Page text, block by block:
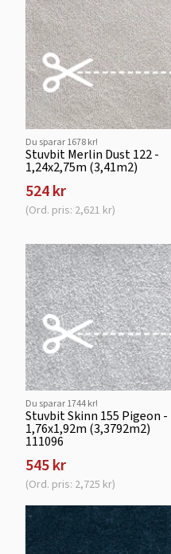
Du sparar 1678 kr!
Stuvbit Merlin Dust 122 -
1,24x2,75m (3,41m2)
524 kr
(Ord. pris: 2,621 kr)
Du sparar 1744 kr!
Stuvbit Skinn 155 Pigeon -
1,76x1,92m (3,3792m2)
111096
545 kr
(Ord. pris: 2,725 kr)